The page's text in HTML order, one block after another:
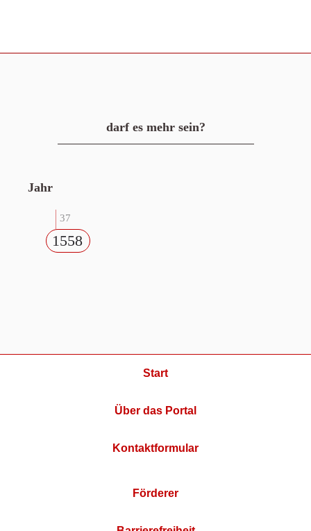
darf es mehr sein?
Jahr
37
1558
Start
Über das Portal
Kontaktformular
Förderer